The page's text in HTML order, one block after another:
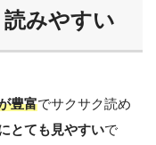
みやすい
豊富でサクサク読め
とても見やすいで